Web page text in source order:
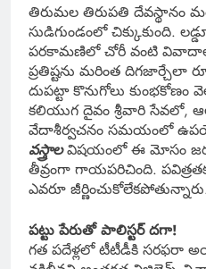
తిరుమల తిరుపతి దేవస్థానం
సుడిగుండంలో చిక్కుకుంది.
పరకామణిలో చోరీ వంటి
ప్రతిష్టను మరింత దిగజార్చేలా
దుపట్టా కొనుగోలు కుంభకోణం
కలియుగ దైవం శ్రీవారి
వేదాశీర్వచనం సమయంలో
వస్త్రాలవిషయంలో ఈ మోసం
తీవ్రంగా గాయపరిచింది.
ఎవరూ
పట్టు పేరుతో పాలిస్టర్ దగా!
గత పదేళ్లలో టీటీడీకి సరఫరా